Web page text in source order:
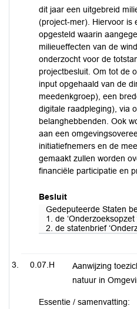
dit jaar een uitgebreid
(project-mer). Hiervoor is
opgesteld waarin
milieueffecten van de
onderzocht voor de
projectbesluit. Om tot de
input opgehaald van de
meedenkgroep), een
digitale raadpleging), via
belanghebbenden. Ook
aan een
initiatiefnemers en de
gemaakt zullen worden
financiële participatie en
Besluit
Gedeputeerde Staten
1. de
2. de statenbrief
0.07.H
Aanwijzing
natuur in
Essentie / samenvatting: